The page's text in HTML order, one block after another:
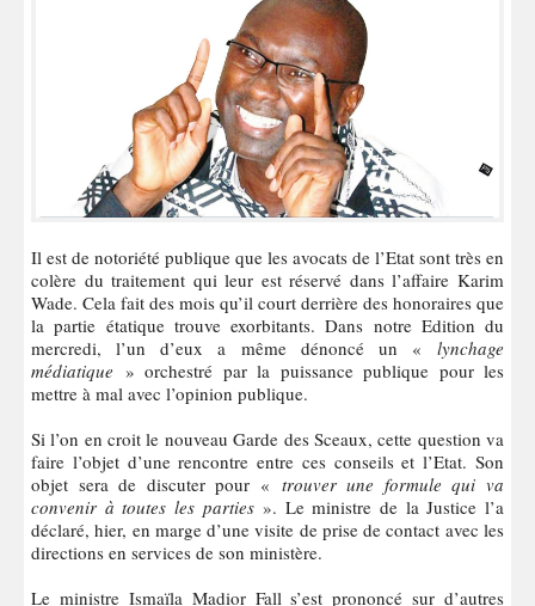
Il est de notoriété publique que les avocats de l’Etat sont très en
colère du traitement qui leur est réservé dans l’affaire Karim
Wade. Cela fait des mois qu’il court derrière des honoraires que
la partie étatique trouve exorbitants. Dans notre Edition du
mercredi, l’un d’eux a même dénoncé un « lynchage
médiatique » orchestré par la puissance publique pour les
mettre à mal avec l’opinion publique.
Si l’on en croit le nouveau Garde des Sceaux, cette question va
faire l’objet d’une rencontre entre ces conseils et l’Etat. Son
objet sera de discuter pour « trouver une formule qui va
convenir à toutes les parties». Le ministre de la Justice l’a
déclaré, hier, en marge d’une visite de prise de contact avec les
directions en services de son ministère.
Le ministre Ismaïla Madior Fall s’est prononcé sur d’autres